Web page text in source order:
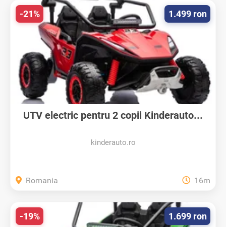
UTV electric pentru 2 copii Kinderauto...
kinderauto.ro
1.499 ron
-21%
Romania 16m
1.699 ron
-19%